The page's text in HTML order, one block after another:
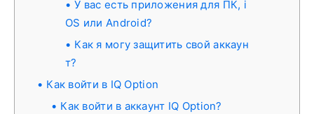
У вас есть приложения для ПК, i
OS или Android?
Как я могу защитить свой аккаун
т?
Как войти в IQ Option
Как войти в аккаунт IQ Option?